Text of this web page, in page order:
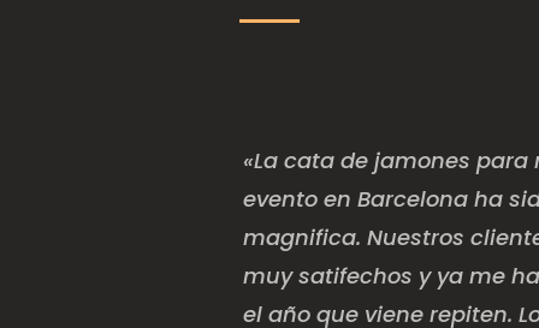
«La cata de jamones para
evento en Barcelona ha
magnifica. Nuestros
muy satifechos y ya me
el año que viene repiten.